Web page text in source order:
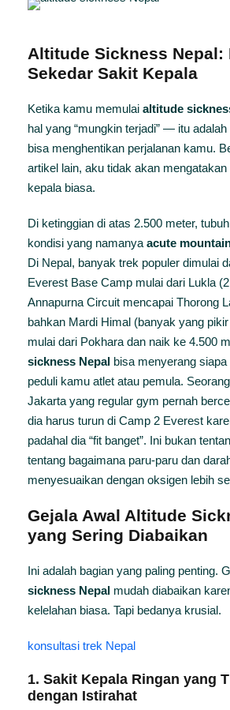
Altitude Sickness Nepal:
Sekedar Sakit Kepala
Ketika kamu memulai altitude
hal yang “mungkin terjadi” — itu
bisa menghentikan perjalanan kamu.
artikel lain, aku tidak akan
kepala biasa.
Di ketinggian di atas 2.500 meter,
kondisi yang namanya acute
Di Nepal, banyak trek populer dimulai
Everest Base Camp mulai dari Lukla
Annapurna Circuit mencapai Thorong
bahkan Mardi Himal (banyak yang pikir
mulai dari Pokhara dan naik ke 4.500
sickness Nepal bisa menyerang
peduli kamu atlet atau pemula.
Jakarta yang regular gym pernah
dia harus turun di Camp 2 Everest
padahal dia “fit banget”. Ini bukan
tentang bagaimana paru-paru dan
menyesuaikan dengan oksigen lebih
Gejala Awal Altitude
yang Sering Diabaikan
Ini adalah bagian yang paling penting.
sickness Nepal mudah diabaikan
kelelahan biasa. Tapi bedanya krusial.
konsultasi trek Nepal
1. Sakit Kepala Ringan yang
dengan Istirahat